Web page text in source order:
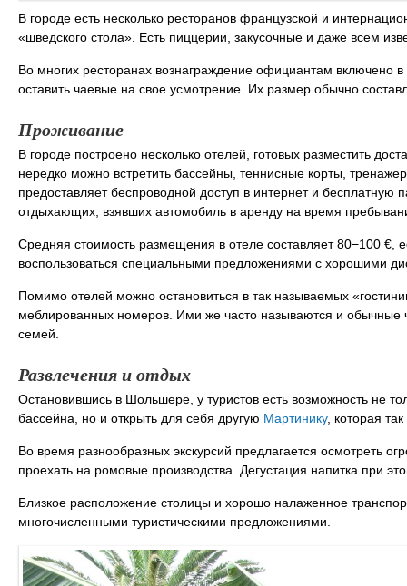
В городе есть несколько ресторанов французской и
«шведского стола». Есть пиццерии, закусочные и даже всем
Во многих ресторанах вознаграждение официантам включено
оставить чаевые на свое усмотрение. Их размер обычно
Проживание
В городе построено несколько отелей, готовых разместить
нередко можно встретить бассейны, теннисные корты,
предоставляет беспроводной доступ в интернет и бесплатную
отдыхающих, взявших автомобиль в аренду на время
Средняя стоимость размещения в отеле составляет 80−100 €,
воспользоваться специальными предложениями с хорошими
Помимо отелей можно остановиться в так называемых
меблированных номеров. Ими же часто называются и
семей.
Развлечения и отдых
Остановившись в Шольшере, у туристов есть возможность не
бассейна, но и открыть для себя другую Мартинику, которая
Во время разнообразных экскурсий предлагается осмотреть
проехать на ромовые производства. Дегустация напитка при
Близкое расположение столицы и хорошо налаженное
многочисленными туристическими предложениями.